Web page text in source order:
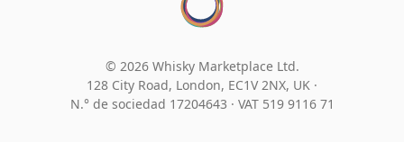
© 2026 Whisky Marketplace Ltd.
128 City Road, London, EC1V 2NX, UK ·
N.° de sociedad 17204643 · VAT 519 9116 71